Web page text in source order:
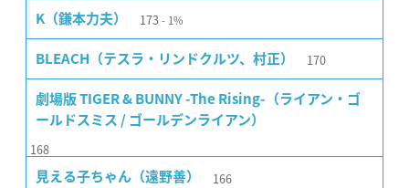
K（鎌本力夫） 173 1%
BLEACH（テスラ・リンドクルツ、村正） 170
劇場版 TIGER & BUNNY -The Rising-（ライアン・ゴ
ールドスミス / ゴールデンライアン）
168
見える子ちゃん（遠野善） 166